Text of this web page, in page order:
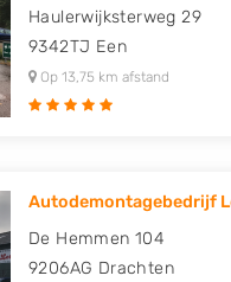
Haulerwijksterweg 29
9342TJ Een
Op 13,75 km afstand
Autodemontagebedrijf
De Hemmen 104
9206AG Drachten